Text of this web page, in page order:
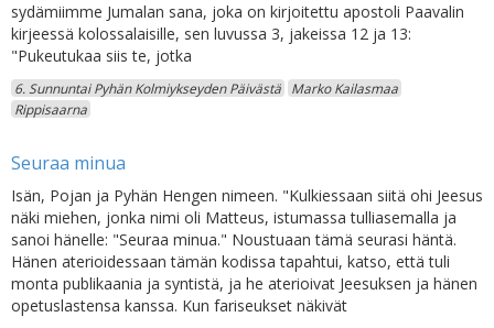
sydämiimme Jumalan sana, joka on kirjoitettu apostoli Paavalin
kirjeessä kolossalaisille, sen luvussa 3, jakeissa 12 ja 13:
"Pukeutukaa siis te, jotka
6. Sunnuntai Pyhän Kolmiykseyden Päivästä
Marko Kailasmaa
Rippisaarna
Seuraa minua
Isän, Pojan ja Pyhän Hengen nimeen. "Kulkiessaan siitä ohi Jeesus
näki miehen, jonka nimi oli Matteus, istumassa tulliasemalla ja
sanoi hänelle: "Seuraa minua." Noustuaan tämä seurasi häntä.
Hänen aterioidessaan tämän kodissa tapahtui, katso, että tuli
monta publikaania ja syntistä, ja he aterioivat Jeesuksen ja hänen
opetuslastensa kanssa. Kun fariseukset näkivät